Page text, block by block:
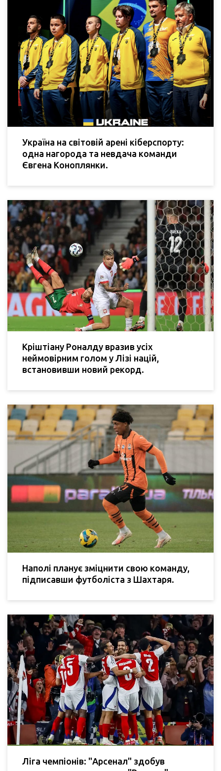
Україна на світовій арені кіберспорту:
одна нагорода та невдача команди
Євгена Коноплянки.
Кріштіану Роналду вразив усіх
неймовірним голом у Лізі націй,
встановивши новий рекорд.
Наполі планує зміцнити свою команду,
підписавши футболіста з Шахтаря.
Ліга чемпіонів: "Арсенал" здобув